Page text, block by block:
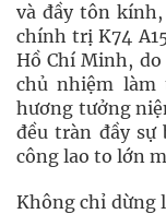
và đầy tôn
chính trị K74
Hồ Chí Minh,
chủ nhiệm làm
hương tưởng
đều tràn đầy
công lao to lớn
Không chỉ dừng